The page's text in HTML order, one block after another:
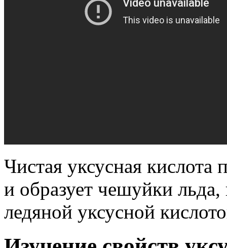
Чистая уксусная кислота
и образует чешуйки
ледяной уксусной